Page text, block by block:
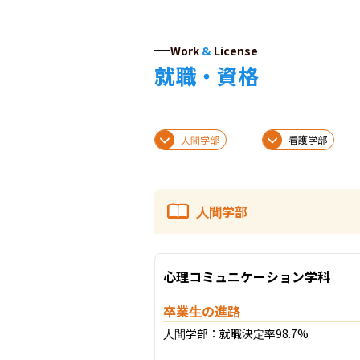
Work & License
就職・資格
人間学部 看護学部
人間学部
心理コミュニケーション学科
卒業生の進路
人間学部：就職決定率98.7%